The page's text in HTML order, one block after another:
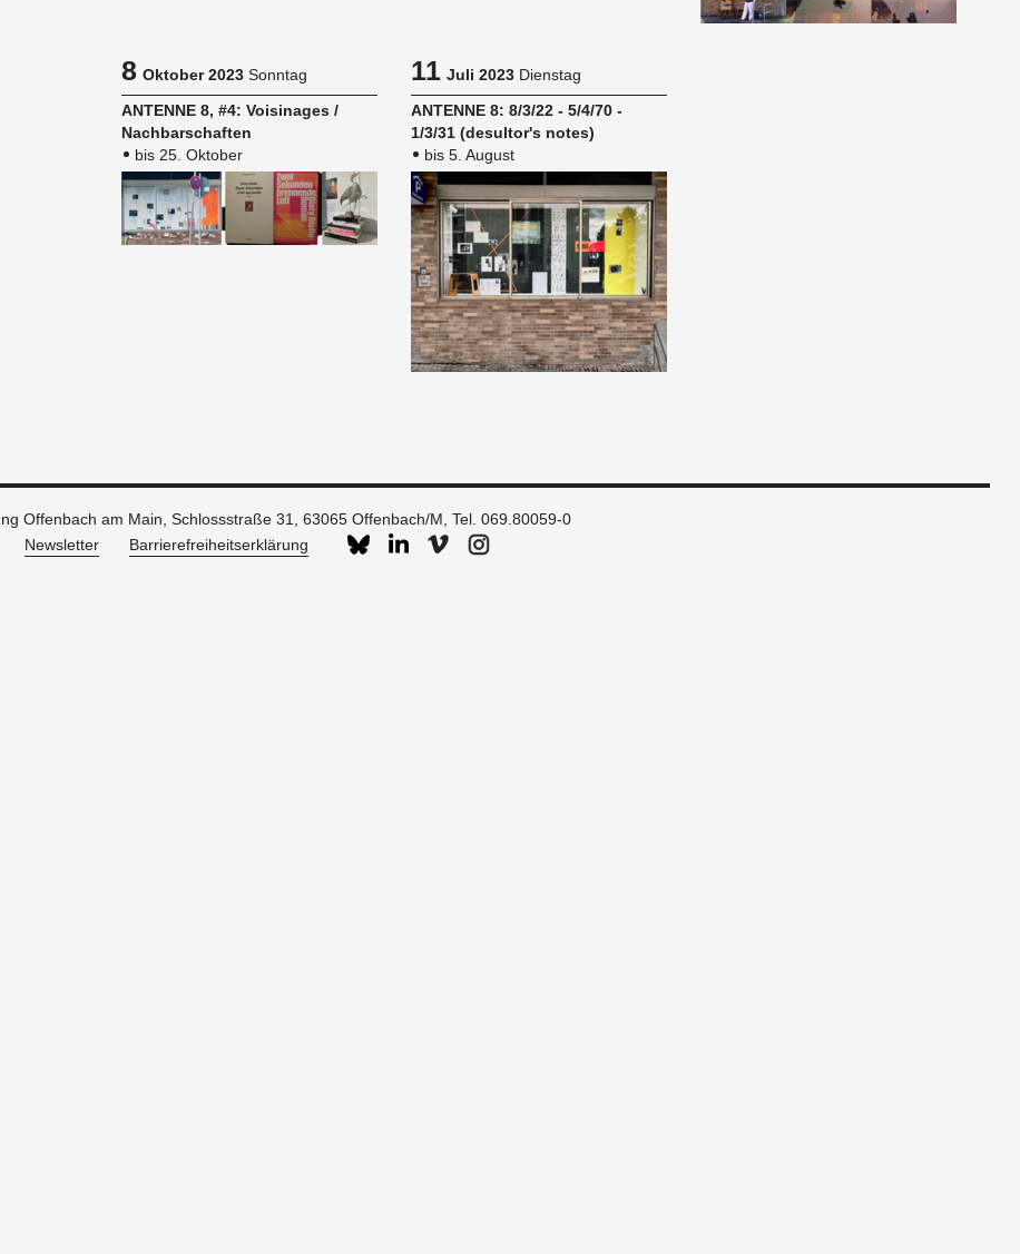
8Oktober 2023 Sonntag
AN­TEN­NE 8, #4: Voi­si­na­ges /
Nach­bar­schaf­ten
bis 25. Oktober
11Juli 2023 Dienstag
AN­TEN­NE 8: 8/3/22 - 5/4/70 -
1/3/31 (des­ul­tor's notes)
bis 5. August
Offenbach am Main, Schlossstraße 31, 63065 Offenbach/M, Tel. 069.80059-0
Newsletter Barrierefreiheitserklärung